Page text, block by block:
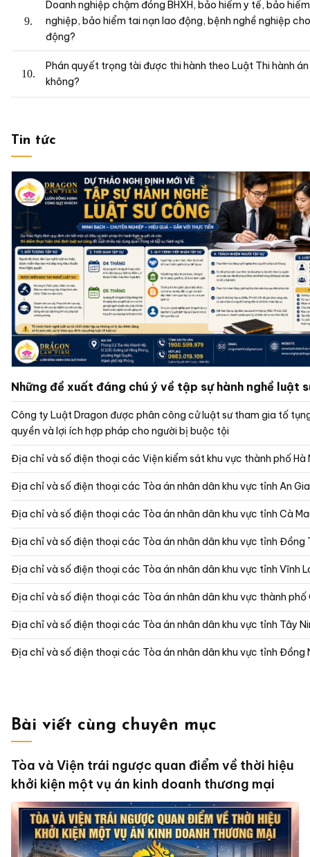
Doanh nghiệp chậm đóng BHXH, bảo hiểm y tế, bảo
nghiệp, bảo hiểm tai nạn lao động, bệnh nghề nghiệp
động?
Phán quyết trọng tài được thi hành theo Luật Thi hành án
không?
Tin tức
Những đề xuất đáng chú ý về tập sự hành nghề luật
Công ty Luật Dragon được phân công cử luật sư tham gia tố
quyền và lợi ích hợp pháp cho người bị buộc tội
Địa chỉ và số điện thoại các Viện kiểm sát khu vực thành phố Hà
Địa chỉ và số điện thoại các Tòa án nhân dân khu
Địa chỉ và số điện thoại các Tòa án nhân dân khu vực tỉnh Cà
Địa chỉ và số điện thoại các Tòa án nhân dân khu vực tỉnh Đồng
Địa chỉ và số điện thoại các Tòa án nhân dân khu vực tỉnh Vĩnh
Địa chỉ và số điện thoại các Tòa án nhân dân khu vực thành phố
Địa chỉ và số điện thoại các Tòa án nhân dân khu vực tỉnh Tây
Địa chỉ và số điện thoại các Tòa án nhân dân khu vực tỉnh Đồng
Bài viết cùng chuyên mục
Tòa và Viện trái ngược quan điểm về thời hiệu
khởi kiện một vụ án kinh doanh thương mại